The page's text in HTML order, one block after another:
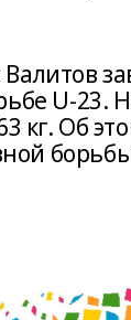
U-23.
кг. Об